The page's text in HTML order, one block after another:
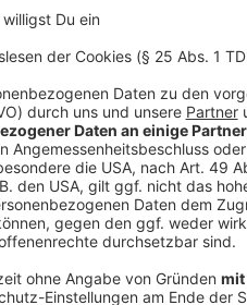
Konzern verkauft, der
mit Filmen und Serien
mit viel Lob und nannte
Wars-Geschichten. «Ich
und die Möglichkeit,
den ich wirklich liebe.